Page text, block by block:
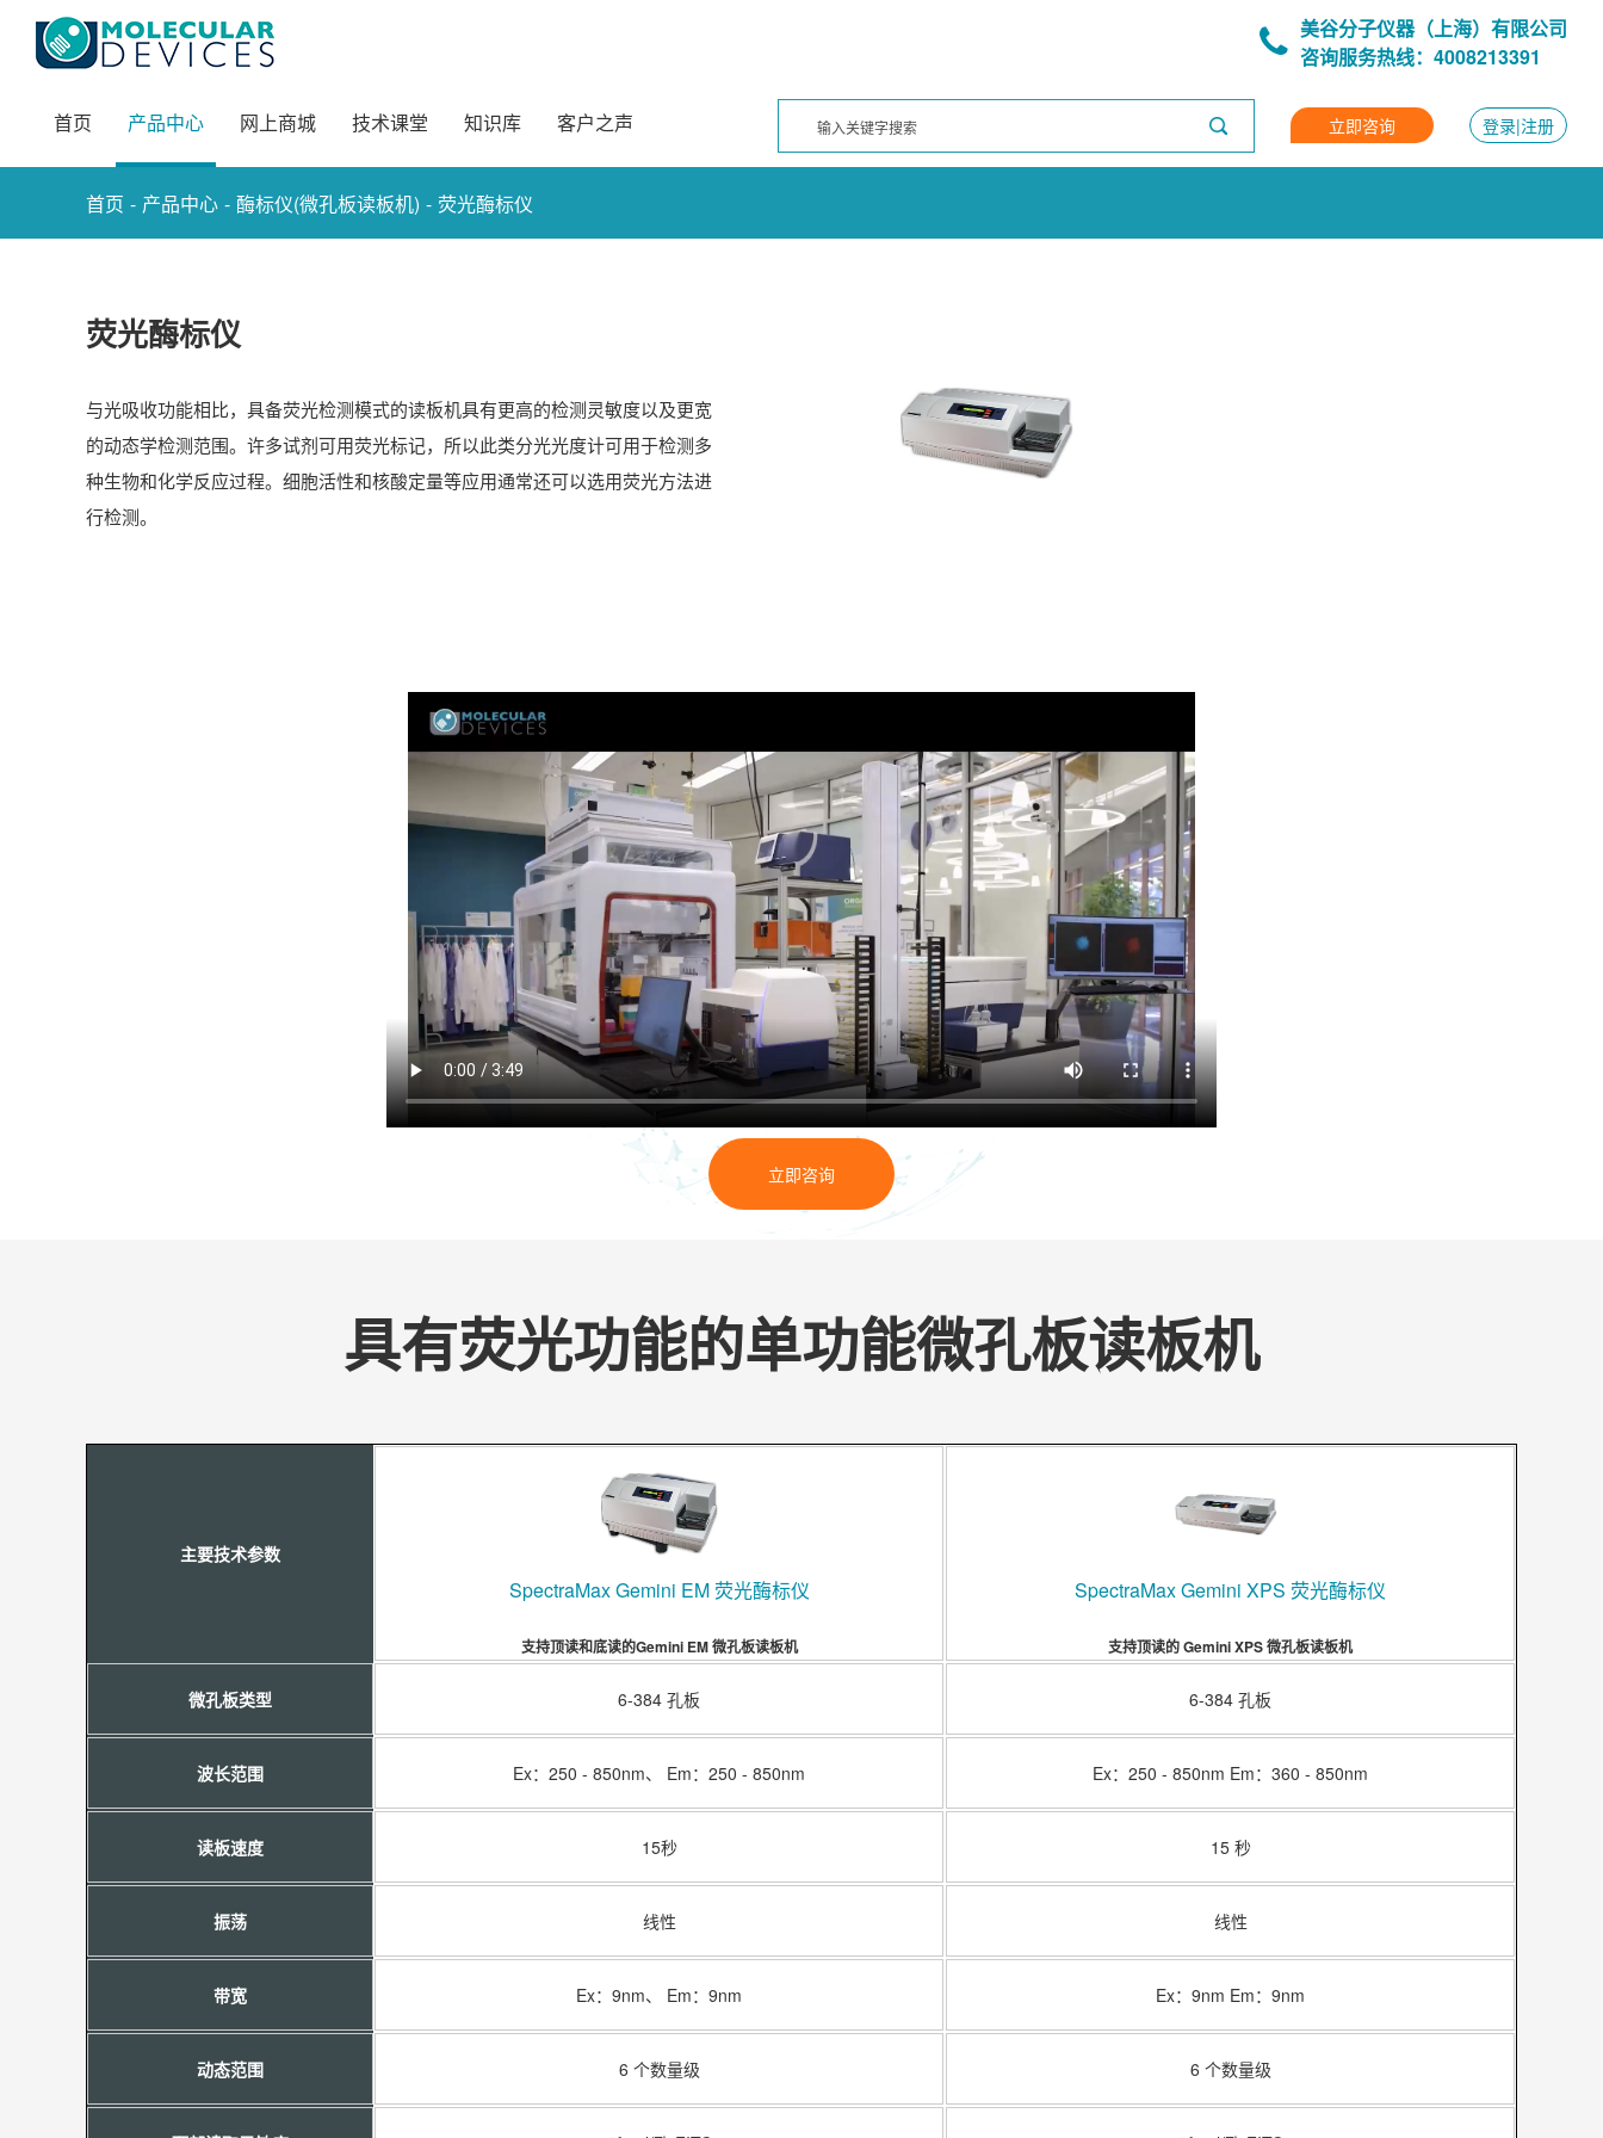
美谷分子仪器（上海）有限公司
咨询服务热线：4008213391
首页 产品中心 网上商城 技术课堂 知识库 客户之声 立即咨询 登录|注册
首页 - 产品中心 - 酶标仪(微孔板读板机) - 荧光酶标仪
荧光酶标仪
与光吸收功能相比，具备荧光检测模式的读板机具有更高的检测灵敏度以及更宽
的动态学检测范围。许多试剂可用荧光标记，所以此类分光光度计可用于检测多
种生物和化学反应过程。细胞活性和核酸定量等应用通常还可以选用荧光方法进
行检测。
立即咨询
具有荧光功能的单功能微孔板读板机
主要技术参数
SpectraMax Gemini EM 荧光酶标仪
支持顶读和底读的Gemini EM 微孔板读板机
SpectraMax Gemini XPS 荧光酶标仪
支持顶读的 Gemini XPS 微孔板读板机
微孔板类型 6-384 孔板 6-384 孔板
波长范围 Ex：250 - 850nm、 Em：250 - 850nm Ex：250 - 850nm Em：360 - 850nm
读板速度 15秒 15 秒
振荡 线性 线性
带宽 Ex：9nm、 Em：9nm Ex：9nm Em：9nm
动态范围 6 个数量级 6 个数量级